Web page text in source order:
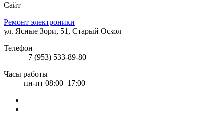
Сайт
Ремонт электроники
ул. Ясные Зори, 51, Старый Оскол
Телефон
+7 (953) 533-89-80
Часы работы
пн-пт 08:00–17:00